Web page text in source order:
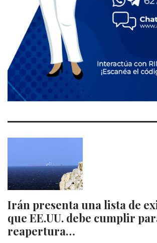
Irán presenta una lista de
que EE.UU. debe cumplir
reapertura…